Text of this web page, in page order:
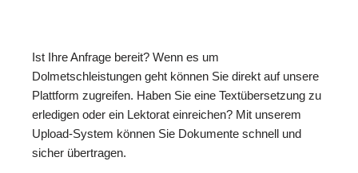
Ist Ihre Anfrage bereit? Wenn es um
Dolmetschleistungen geht können Sie direkt auf unsere
Plattform zugreifen. Haben Sie eine Textübersetzung zu
erledigen oder ein Lektorat einreichen? Mit unserem
Upload-System können Sie Dokumente schnell und
sicher übertragen.